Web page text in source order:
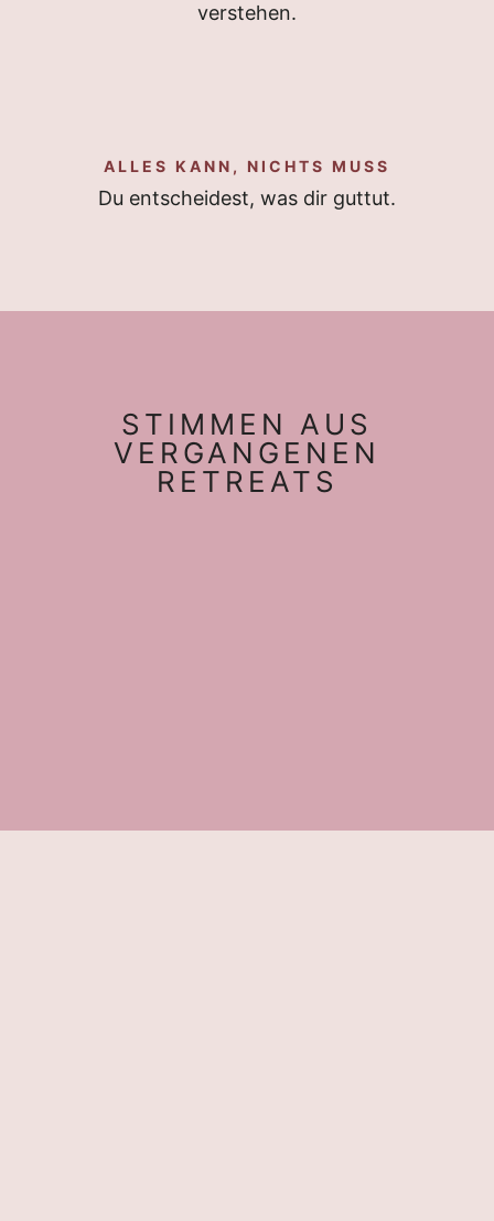
verstehen.
ALLES KANN, NICHTS MUSS
Du entscheidest, was dir guttut.
STIMMEN AUS
VERGANGENEN
RETREATS